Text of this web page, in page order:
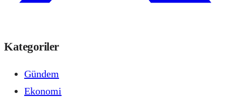
Kategoriler
Gündem
Ekonomi